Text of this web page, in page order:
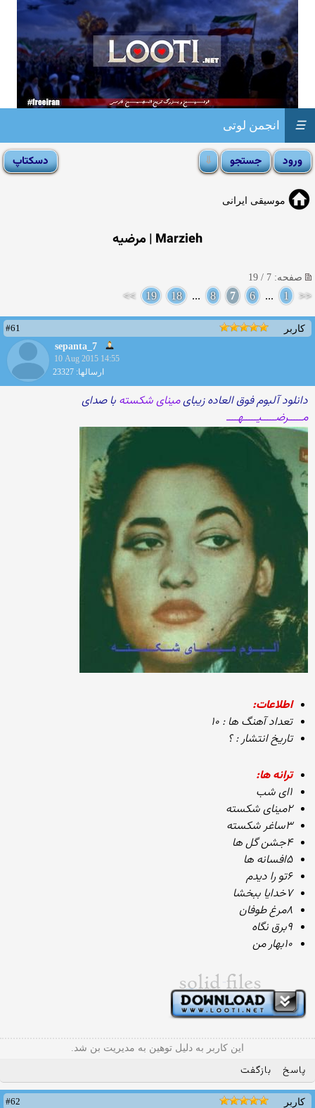
انجمن لوتی ☰
موسیقی ایرانی
Marzieh | مرضیه
صفحه: 7 / 19
<<
1
...
6
7
8
...
18
19
>>
کاربر
#61
sepanta_7
10 Aug 2015 14:55
ارسالها: 23327
دانلود آلبوم فوق العاده زیبایمینای شکسته با صدای
مـــــرضـــــیـــــهــــ
اطلاعات:
تعداد آهنگ ها : ۱۰
تاریخ انتشار : ؟
ترانه ها:
۱ای شب
۲مینای شکسته
۳ساغر شکسته
۴جشن گل ها
۵افسانه ها
۶تو را دیدم
۷خدایا ببخشا
۸مرغ طوفان
۹برق نگاه
۱۰بهار من
این کاربر به دلیل توهین به مدیریت بن شد.
پاسخ بازگفت
کاربر
#62